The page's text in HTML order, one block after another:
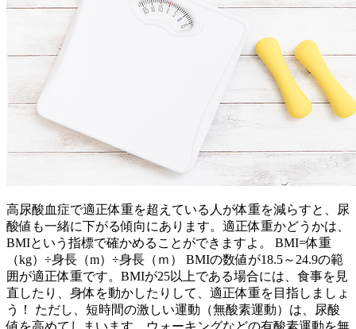
高尿酸血症で適正体重を超えている人が体重を減らすと、尿
酸値も一緒に下がる傾向にあります。適正体重かどうかは、
BMIという指標で確かめることができますよ。 BMI=体重
（kg）÷身長（m）÷身長（ｍ） BMIの数値が18.5～24.9の範
囲が適正体重です。BMIが25以上である場合には、食事を見
直したり、身体を動かしたりして、適正体重を目指しましょ
う！ ただし、短時間の激しい運動（無酸素運動）は、尿酸
値を高めてしまいます。ウォーキングなどの有酸素運動を無